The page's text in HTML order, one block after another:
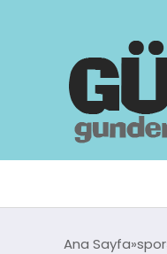
Ana Sayfa spor